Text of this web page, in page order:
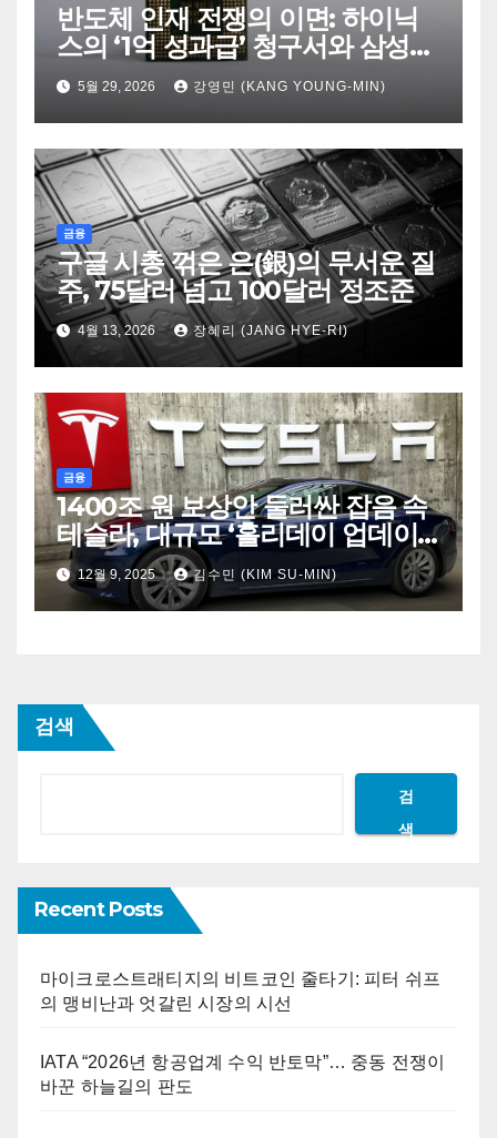
반도체 인재 전쟁의 이면: 하이닉
스의 ‘1억 성과급’ 청구서와 삼성의
‘퇴사율 1%’ 항변
5월 29, 2026 강영민 (KANG YOUNG-MIN)
금융
구글 시총 꺾은 은(銀)의 무서운 질
주, 75달러 넘고 100달러 정조준
4월 13, 2026 장혜리 (JANG HYE-RI)
금융
1400조 원 보상안 둘러싼 잡음 속
테슬라, 대규모 ‘홀리데이 업데이
트’로 분위기 반전 시도
12월 9, 2025 김수민 (KIM SU-MIN)
검색
검
색
Recent Posts
마이크로스트래티지의 비트코인 줄타기: 피터 쉬프
의 맹비난과 엇갈린 시장의 시선
IATA “2026년 항공업계 수익 반토막”… 중동 전쟁이
바꾼 하늘길의 판도